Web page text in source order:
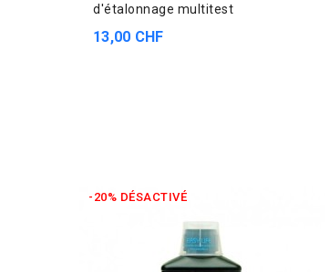
d'étalonnage multitest
13,00 CHF
-20% DÉSACTIVÉ